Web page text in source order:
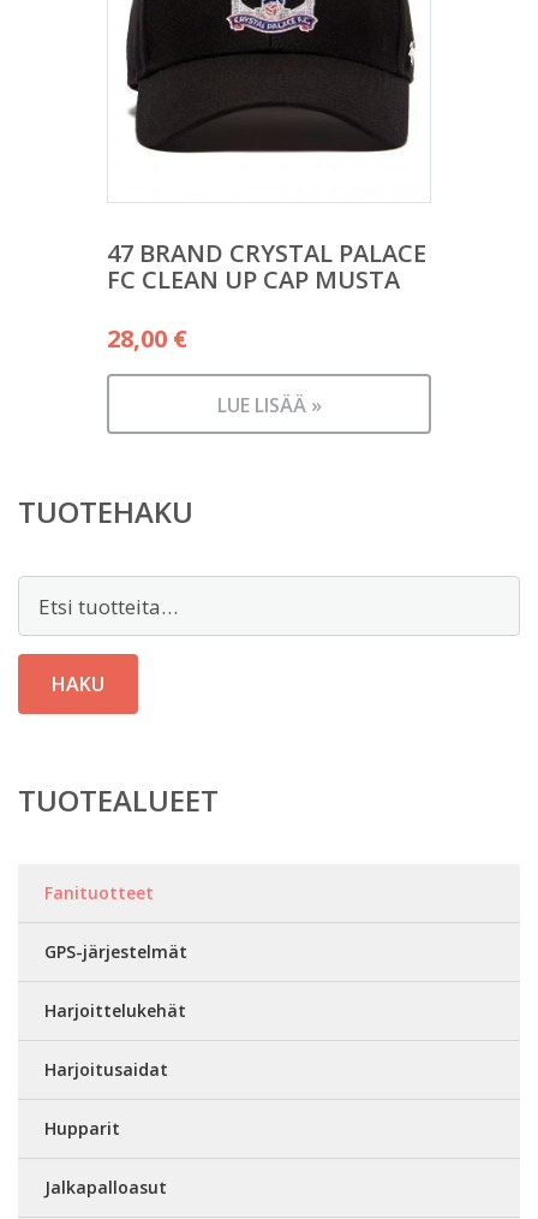
47 BRAND CRYSTAL PALACE
FC CLEAN UP CAP MUSTA
28,00 €
LUE LISÄÄ »
TUOTEHAKU
HAKU
TUOTEALUEET
Fanituotteet
GPS-järjestelmät
Harjoittelukehät
Harjoitusaidat
Hupparit
Jalkapalloasut